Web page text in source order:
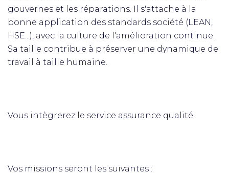
gouvernes et les réparations. Il s'attache à la
bonne application des standards société (LEAN,
HSE...), avec la culture de l'amélioration continue.
Sa taille contribue à préserver une dynamique de
travail à taille humaine.
Vous intègrerez le service assurance qualité
Vos missions seront les suivantes :